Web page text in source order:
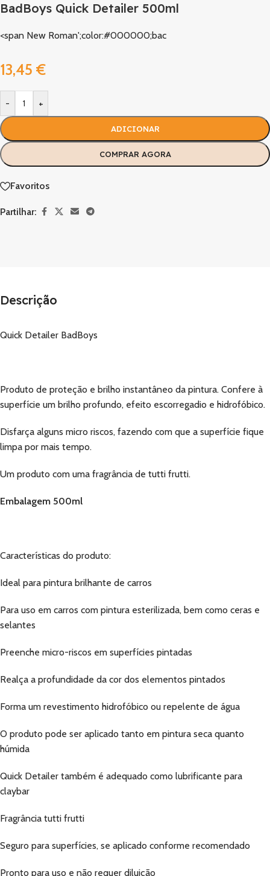
BadBoys Quick Detailer 500ml
<span New Roman';color:#000000;bac
13,45 €
- +
ADICIONAR
COMPRAR AGORA
Favoritos
Partilhar:
Descrição
Quick Detailer BadBoys
Produto de proteção e brilho instantâneo da pintura. Confere à
superfície um brilho profundo, efeito escorregadio e hidrofóbico.
Disfarça alguns micro riscos, fazendo com que a superfície fique
limpa por mais tempo.
Um produto com uma fragrância de tutti frutti.
Embalagem 500ml
Características do produto:
Ideal para pintura brilhante de carros
Para uso em carros com pintura esterilizada, bem como ceras e
selantes
Preenche micro-riscos em superfícies pintadas
Realça a profundidade da cor dos elementos pintados
Forma um revestimento hidrofóbico ou repelente de água
O produto pode ser aplicado tanto em pintura seca quanto
húmida
Quick Detailer também é adequado como lubrificante para
claybar
Fragrância tutti frutti
Seguro para superfícies, se aplicado conforme recomendado
Pronto para uso e não requer diluição